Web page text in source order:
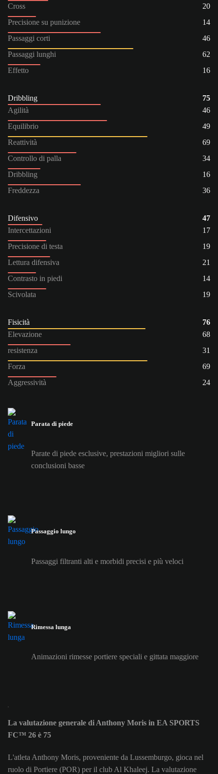
Cross
20
Precisione su punizione
14
Passaggi corti
46
Passaggi lunghi
62
Effetto
16
Dribbling
75
Agilità
46
Equilibrio
49
Reattività
69
Controllo di palla
34
Dribbling
16
Freddezza
36
Difensivo
47
Intercettazioni
17
Precisione di testa
19
Lettura difensiva
21
Contrasto in piedi
14
Scivolata
19
Fisicità
76
Elevazione
68
resistenza
31
Forza
69
Aggressività
24
Parata di piede
Parate di piede esclusive, prestazioni migliori sulle
conclusioni basse
Passaggio lungo
Passaggi filtranti alti e morbidi precisi e più veloci
Rimessa lunga
Animazioni rimesse portiere speciali e gittata maggiore
La valutazione generale di Anthony Moris in EA SPORTS
FC™ 26 è 75
L'atleta Anthony Moris, proveniente da Lussemburgo, gioca nel
ruolo di Portiere (POR) per il club Al Khaleej. La valutazione